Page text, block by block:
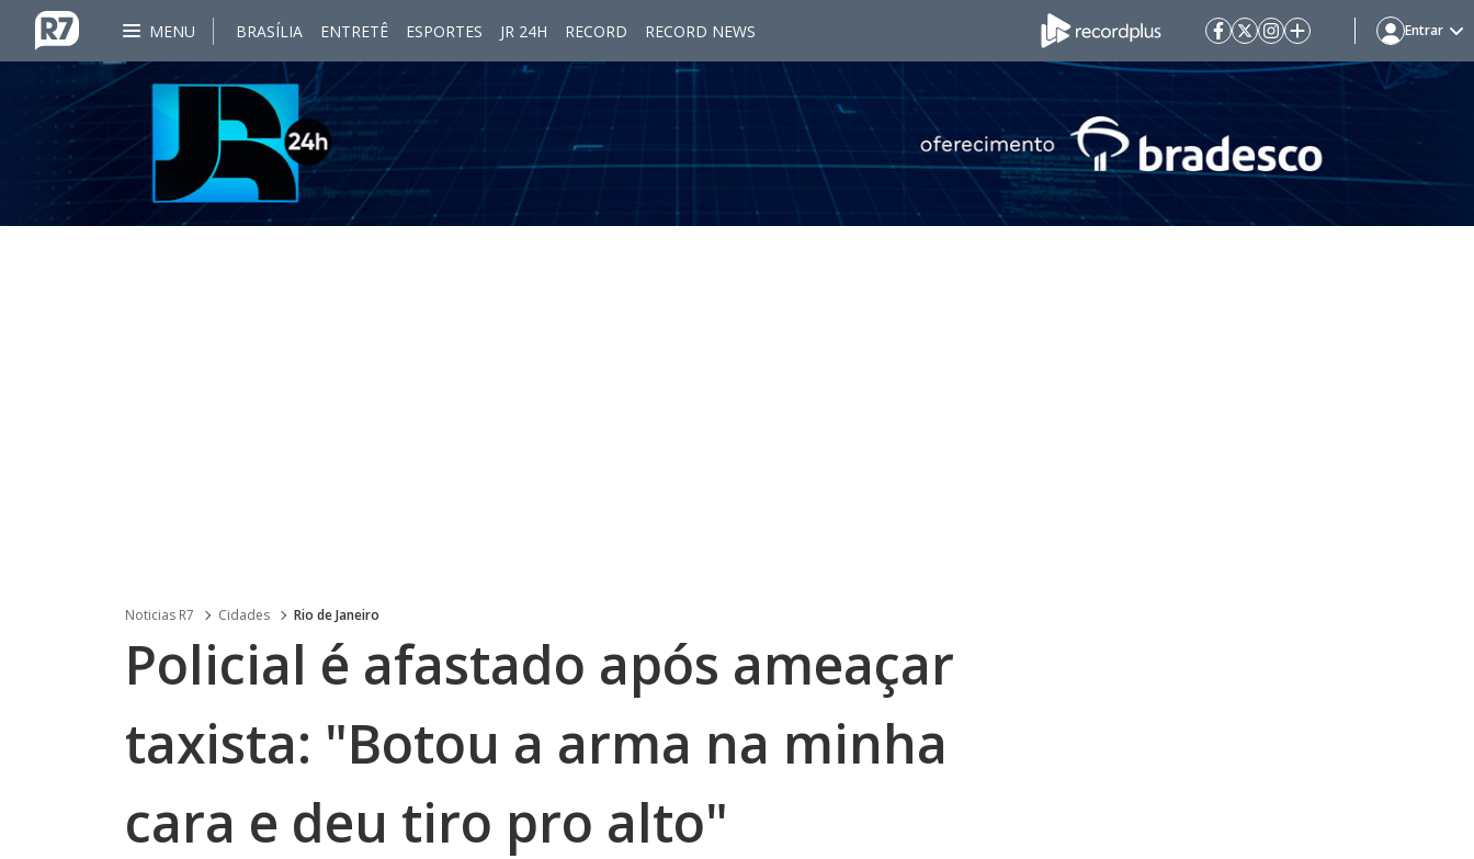
MENU BRASÍLIA ENTRETÊ ESPORTES JR 24H RECORD RECORD NEWS Entrar
Noticias R7 Cidades Rio de Janeiro
Policial é afastado após ameaçar
taxista: "Botou a arma na minha
cara e deu tiro pro alto"